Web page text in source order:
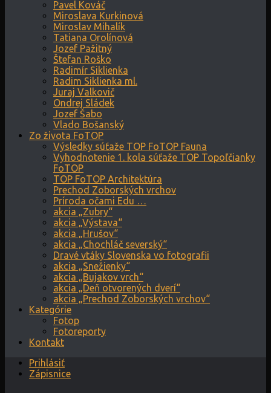
Pavel Kováč
Miroslava Kurkinová
Miroslav Mihalík
Tatiana Orolínová
Jozef Pažitný
Štefan Roško
Radimír Siklienka
Radim Siklienka ml.
Juraj Valkovič
Ondrej Sládek
Jozef Šabo
Vlado Bošanský
Zo života FoTOP
Výsledky súťaže TOP FoTOP Fauna
Vyhodnotenie 1. kola súťaže TOP Topoľčianky
FoTOP
TOP FoTOP Architektúra
Prechod Zoborských vrchov
Príroda očami Edu …
akcia „Zubry“
akcia „Výstava“
akcia „Hrušov“
akcia „Chochláč severský“
Dravé vtáky Slovenska vo fotografii
akcia „Snežienky“
akcia „Bujakov vrch“
akcia „Deň otvorených dverí“
akcia „Prechod Zoborských vrchov“
Kategórie
Fotop
Fotoreporty
Kontakt
Prihlásiť
Zápisnice